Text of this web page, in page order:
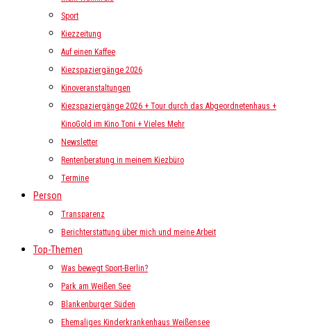
Sport
Kiezzeitung
Auf einen Kaffee
Kiezspaziergänge 2026
Kinoveranstaltungen
Kiezspaziergänge 2026 + Tour durch das Abgeordnetenhaus +
KinoGold im Kino Toni + Vieles Mehr
Newsletter
Rentenberatung in meinem Kiezbüro
Termine
Person
Transparenz
Berichterstattung über mich und meine Arbeit
Top-Themen
Was bewegt Sport-Berlin?
Park am Weißen See
Blankenburger Süden
Ehemaliges Kinderkrankenhaus Weißensee